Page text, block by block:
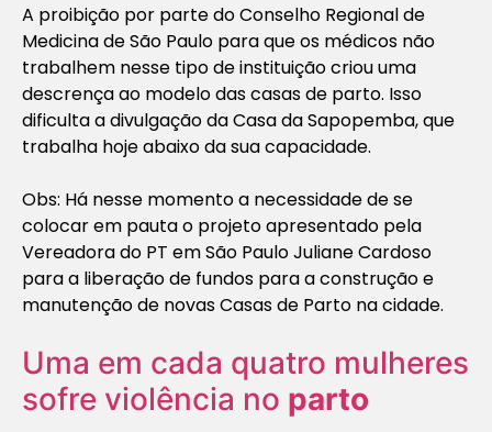
A proibição por parte do Conselho Regional de
Medicina de São Paulo para que os médicos não
trabalhem nesse tipo de instituição criou uma
descrença ao modelo das casas de parto. Isso
dificulta a divulgação da Casa da Sapopemba, que
trabalha hoje abaixo da sua capacidade.
Obs: Há nesse momento a necessidade de se
colocar em pauta o projeto apresentado pela
Vereadora do PT em São Paulo Juliane Cardoso
para a liberação de fundos para a construção e
manutenção de novas Casas de Parto na cidade.
Uma em cada quatro mulheres
sofre violência no parto